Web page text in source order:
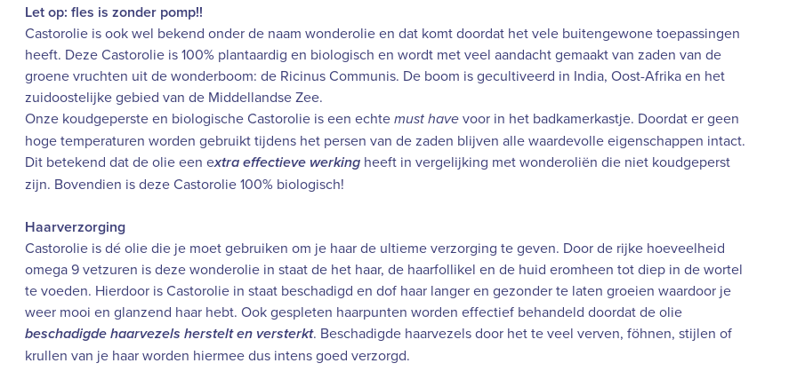
Let op: fles is zonder pomp!!
Castorolie is ook wel bekend onder de naam wonderolie en dat komt doordat het vele buitengewone toepassingen
heeft. Deze Castorolie is 100% plantaardig en biologisch en wordt met veel aandacht gemaakt van zaden van de
groene vruchten uit de wonderboom: de Ricinus Communis. De boom is gecultiveerd in India, Oost-Afrika en het
zuidoostelijke gebied van de Middellandse Zee.
Onze koudgeperste en biologische Castorolie is een echte must have voor in het badkamerkastje. Doordat er geen
hoge temperaturen worden gebruikt tijdens het persen van de zaden blijven alle waardevolle eigenschappen intact.
Dit betekend dat de olie een extra effectieve werking heeft in vergelijking met wonderoliën die niet koudgeperst
zijn. Bovendien is deze Castorolie 100% biologisch!
Haarverzorging
Castorolie is dé olie die je moet gebruiken om je haar de ultieme verzorging te geven. Door de rijke hoeveelheid
omega 9 vetzuren is deze wonderolie in staat de het haar, de haarfollikel en de huid eromheen tot diep in de wortel
te voeden. Hierdoor is Castorolie in staat beschadigd en dof haar langer en gezonder te laten groeien waardoor je
weer mooi en glanzend haar hebt. Ook gespleten haarpunten worden effectief behandeld doordat de olie
beschadigde haarvezels herstelt en versterkt. Beschadigde haarvezels door het te veel verven, föhnen, stijlen of
krullen van je haar worden hiermee dus intens goed verzorgd.